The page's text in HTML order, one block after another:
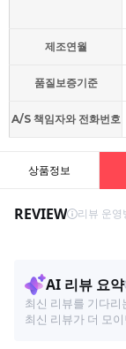
제조연월
품질보증기준
A/S 책임자와 전화번호
상품정보